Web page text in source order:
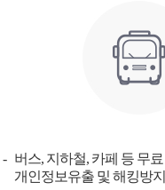
버스, 지하철, 카페 등 무
개인정보유출 및 해킹방